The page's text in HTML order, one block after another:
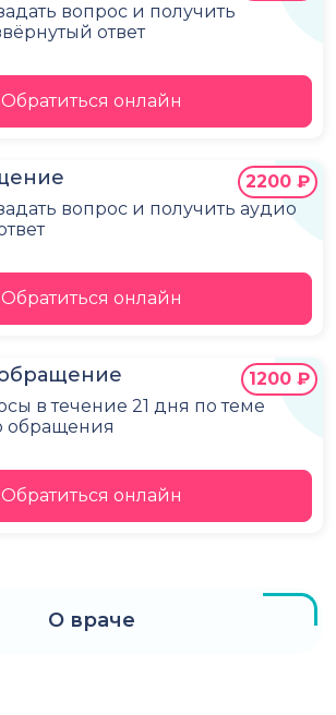
вопрос и получить
ответ
Обратиться онлайн
вопрос и получить аудио
2200 ₽
Обратиться онлайн
в течение 21 дня по теме
обращения
1200 ₽
Обратиться онлайн
О враче